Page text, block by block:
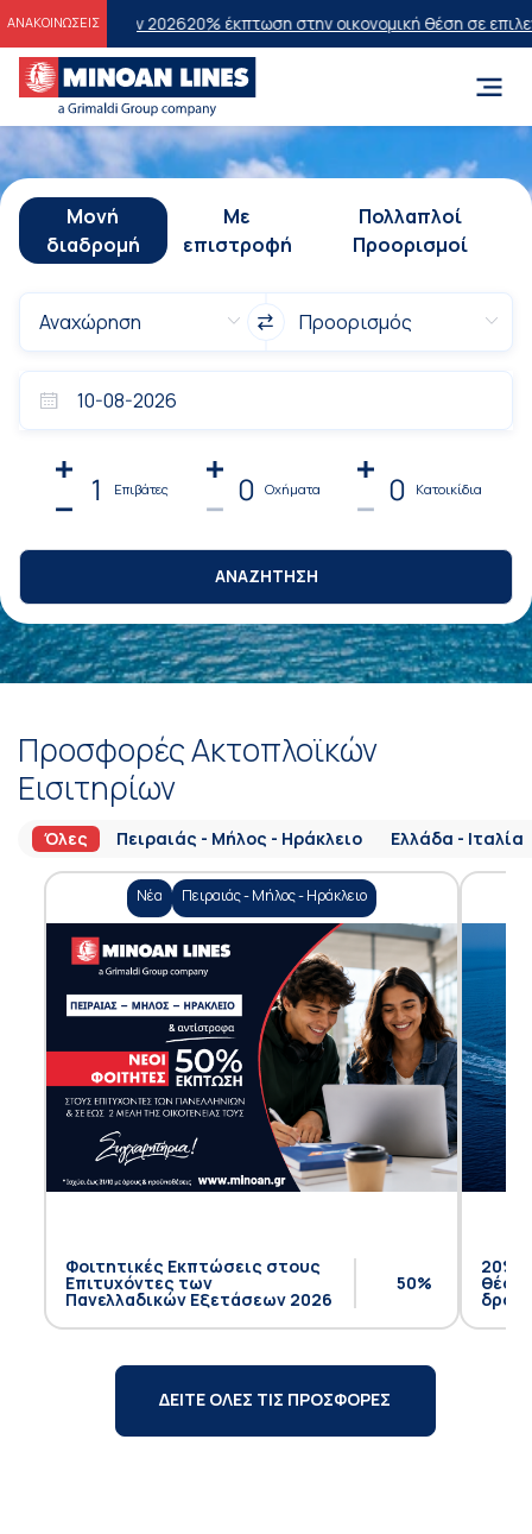
ΑΝΑΚΟΙΝΩΣΕΙΣ
202620% έκπτωση στην οικονομική θέση σε επιλεγμένα
Μονή
διαδρομή
Με
επιστροφή
Πολλαπλοί
Προορισμοί
1 Επιβάτες 0 Οχήματα 0 Κατοικίδια
ΑΝΑΖΗΤΗΣΗ
Προσφορές Ακτοπλοϊκών
Εισιτηρίων
Όλες Πειραιάς - Μήλος - Ηράκλειο Ελλάδα - Ιταλία
Νέα Πειραιάς - Μήλος - Ηράκλειο
Φοιτητικές Εκπτώσεις στους
Επιτυχόντες των
Πανελλαδικών Εξετάσεων 2026
50%
20%
θέση
ΔΕΙΤΕ ΟΛΕΣ ΤΙΣ ΠΡΟΣΦΟΡΕΣ